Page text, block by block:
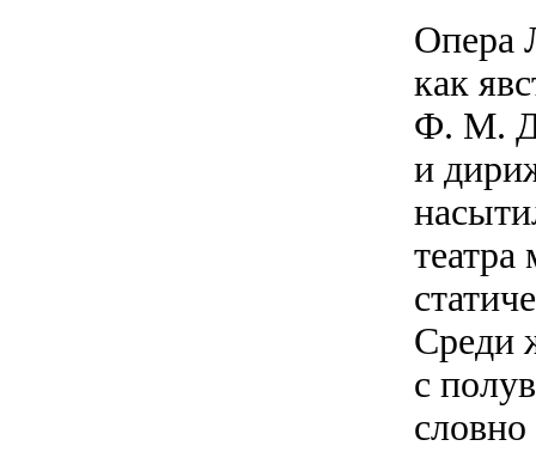
Опера
как
Ф. М.
и
Среди
с